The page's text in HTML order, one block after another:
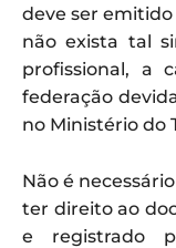
deve ser
não exista tal
profissional, a
federação
no Ministério do
Não é
ter direito ao
e registrado